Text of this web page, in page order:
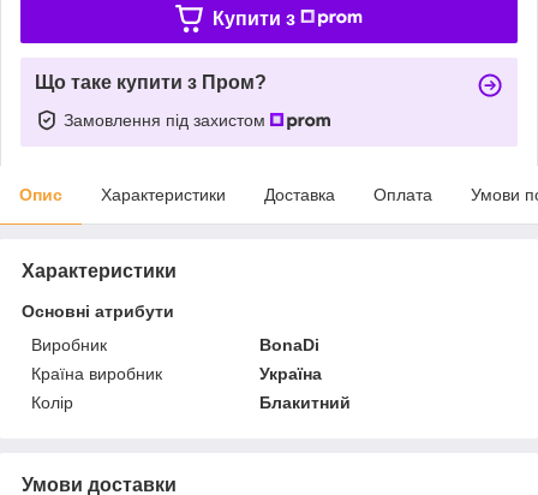
Купити з
Що таке купити з Пром?
Замовлення під захистом
Опис Характеристики Доставка Оплата Умови
Характеристики
Основні атрибути
Виробник
BonaDi
Країна виробник
Україна
Колір
Блакитний
Умови доставки